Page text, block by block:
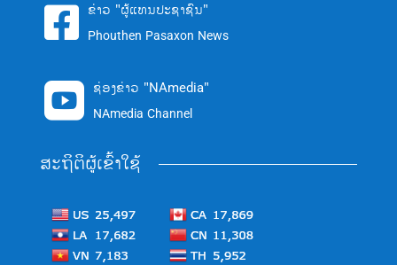
 ຂ່າວ "ຜູ້ແທນປະຊາຊົນ"
Phouthen Pasaxon News
 ຊ່ອງຂ່າວ "NAmedia"
NAmedia Channel
ສະຖິຕິຜູ້ເຂົ້າໃຊ້